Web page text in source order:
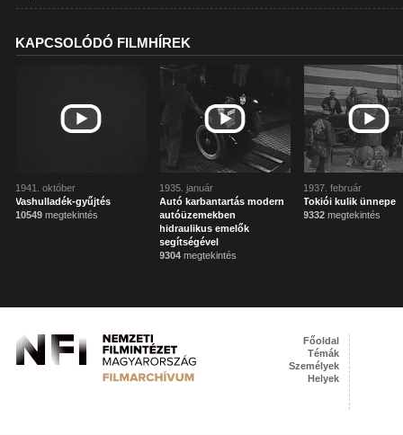
KAPCSOLÓDÓ FILMHÍREK
1941. október
Vashulladék-gyűjtés
10549 megtekintés
1935. január
Autó karbantartás modern
autóüzemekben
hidraulikus emelők
segítségével
9304 megtekintés
1937. február
Tokiói kulik ünnepe
9332 megtekintés
Főoldal
Témák
Személyek
Helyek